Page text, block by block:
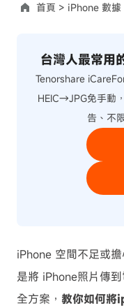
首頁 > iPhone 數據
台灣人最常用
Tenorshare
HEIC→JPG免手動
告、不
iPhone 空間不足或
是將 iPhone照片傳
全方案， 教你如何將